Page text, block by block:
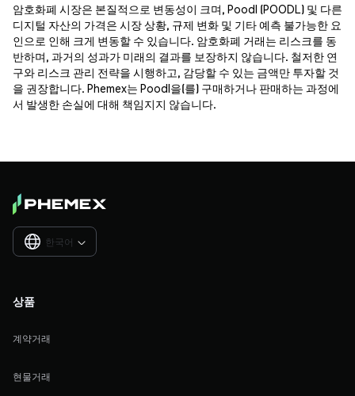
암호화폐 시장은 본질적으로 변동성이 크며, Poodl (POODL) 및 다른
디지털 자산의 가격은 시장 상황, 규제 변화 및 기타 예측 불가능한 요
인으로 인해 크게 변동할 수 있습니다. 암호화폐 거래는 리스크를 동
반하며, 과거의 성과가 미래의 결과를 보장하지 않습니다. 철저한 연
구와 리스크 관리 전략을 시행하고, 감당할 수 있는 금액만 투자할 것
을 권장합니다. Phemex는 Poodl을(를) 구매하거나 판매하는 과정에
서 발생한 손실에 대해 책임지지 않습니다.
한국어 
상품
계약거래
현물거래